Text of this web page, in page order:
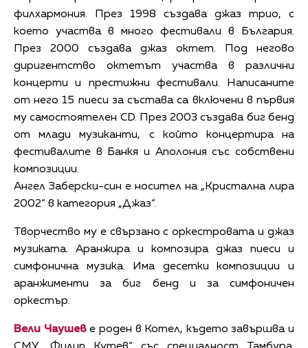
филхармония. През 1998 създава джаз трио, с
което участва в много фестивали в България.
През 2000 създава джаз октет. Под негово
диригентство октетът участва в различни
концерти и престижни фестивали. Написаните
от него 15 пиеси за състава са включени в първия
му самостоятелен CD. През 2003 създава биг бенд
от млади музиканти, с който концертира на
фестивалите в Банкя и Аполония със собствени
композиции.
Ангел Заберски-син е носител на „Кристална лира
2002“ в категория „Джаз“.
Творчество му е свързано с оркестровата и джаз
музиката. Аранжира и композира джаз пиеси и
симфонична музика. Има десетки композиции и
аранжименти за биг бенд и за симфоничен
оркестър.
Вели Чаушеве роден в Котел, където завършва и